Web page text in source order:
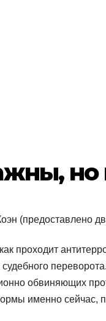
(предоставлено
проходит
обвиняющих
именно сейчас,